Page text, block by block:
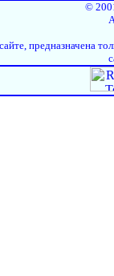
©
предназначена